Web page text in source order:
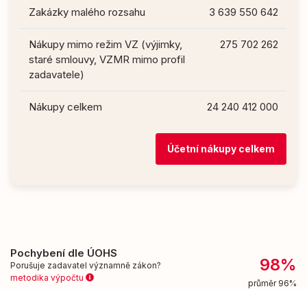
Zakázky malého rozsahu 3 639 550 642
Nákupy mimo režim VZ (výjimky,
staré smlouvy, VZMR mimo profil
zadavatele)
275 702 262
Nákupy celkem 24 240 412 000
Účetní nákupy celkem
Pochybení dle ÚOHS
Porušuje zadavatel významně zákon?
metodika výpočtu
98%
průměr 96%